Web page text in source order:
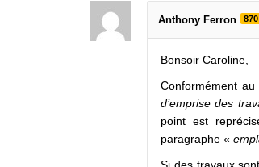
Anthony Ferron 870
Bonsoir Caroline,
Conformément
d’emprise des
point est
paragraphe «